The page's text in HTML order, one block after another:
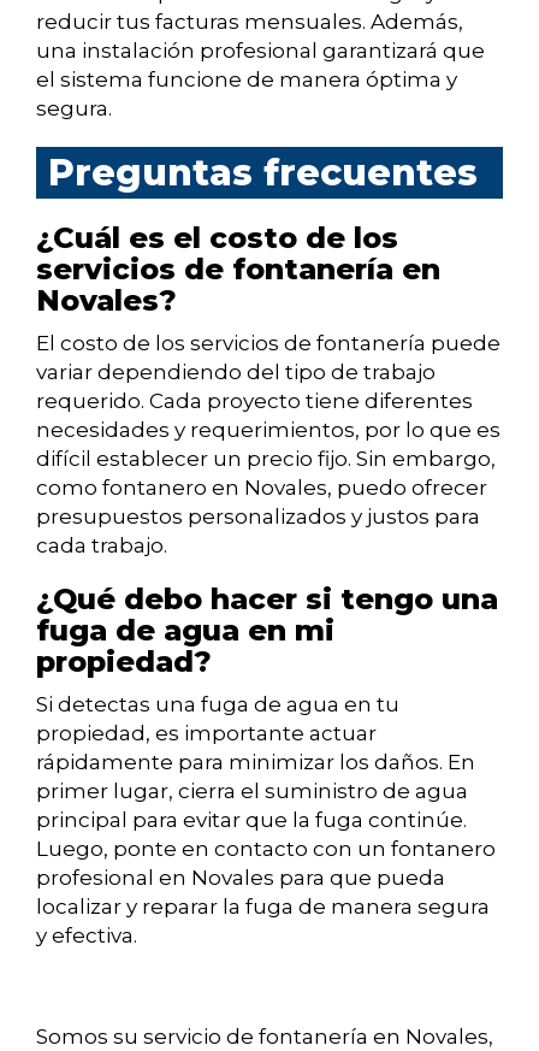
reducir tus facturas mensuales. Además,
una instalación profesional garantizará que
el sistema funcione de manera óptima y
segura.
Preguntas frecuentes
¿Cuál es el costo de los
servicios de fontanería en
Novales?
El costo de los servicios de fontanería puede
variar dependiendo del tipo de trabajo
requerido. Cada proyecto tiene diferentes
necesidades y requerimientos, por lo que es
difícil establecer un precio fijo. Sin embargo,
como fontanero en Novales, puedo ofrecer
presupuestos personalizados y justos para
cada trabajo.
¿Qué debo hacer si tengo una
fuga de agua en mi
propiedad?
Si detectas una fuga de agua en tu
propiedad, es importante actuar
rápidamente para minimizar los daños. En
primer lugar, cierra el suministro de agua
principal para evitar que la fuga continúe.
Luego, ponte en contacto con un fontanero
profesional en Novales para que pueda
localizar y reparar la fuga de manera segura
y efectiva.
Somos su servicio de fontanería en Novales,